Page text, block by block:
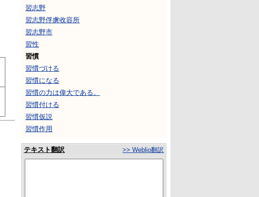
習志野
習志野俘虜收容所
習志野市
習性
習慣
習慣づける
習慣になる
習慣の力は偉大である。
習慣付ける
習慣仮説
習慣作用
テキスト翻訳 >> Weblio翻訳